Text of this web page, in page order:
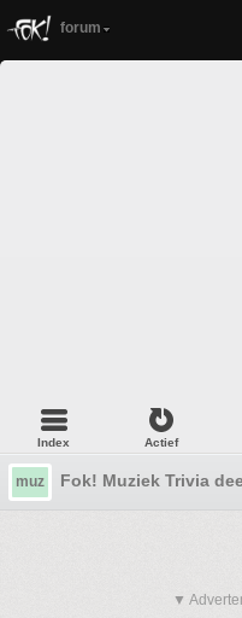
forum
Index Actief
muz Fok! Muziek Trivia
▼